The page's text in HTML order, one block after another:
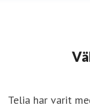
Telia har varit